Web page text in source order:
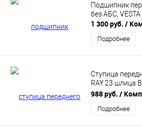
Подшипник
без АБС,
1 300 руб. /
Подробнее
Ступица
RAY 23 шлица
8200208335
988 руб. /
Подробнее